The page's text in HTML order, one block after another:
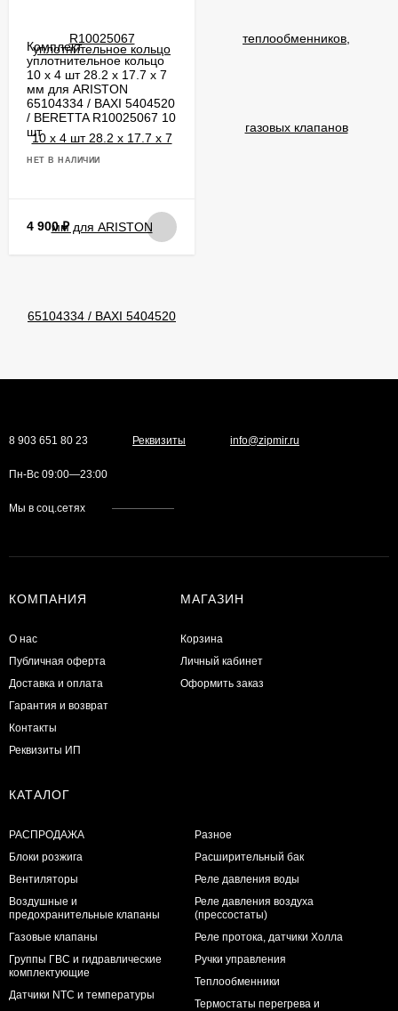
Комплект
уплотнительное кольцо
10 х 4 шт 28.2 х 17.7 x 7
мм для ARISTON
65104334 / BAXI 5404520
/ BERETTA R10025067 10
шт
НЕТ В НАЛИЧИИ
4 900₽
8 903 651 80 23 Реквизиты info@zipmir.ru
Пн-Вс 09:00—23:00
Мы в соц.сетях
КОМПАНИЯ
О нас
Публичная оферта
Доставка и оплата
Гарантия и возврат
Контакты
Реквизиты ИП
МАГАЗИН
Корзина
Личный кабинет
Оформить заказ
КАТАЛОГ
РАСПРОДАЖА
Блоки розжига
Вентиляторы
Воздушные и
предохранительные клапаны
Газовые клапаны
Группы ГВС и гидравлические
комплектующие
Датчики NTC и температуры
Разное
Расширительный бак
Реле давления воды
Реле давления воздуха
(прессостаты)
Реле протока, датчики Холла
Ручки управления
Теплообменники
Термостаты перегрева и